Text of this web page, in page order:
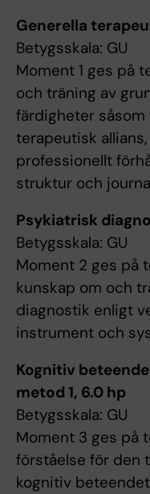
Generella
Betygsskala: GU
Moment 1 ges på
och träning av
färdigheter
terapeutisk
professionellt
struktur och
Psykiatrisk
Betygsskala: GU
Moment 2 ges på
kunskap om och
diagnostik enligt
instrument och
Kognitiv
metod 1, 6.0 hp
Betygsskala: GU
Moment 3 ges på
förståelse för den
kognitiv